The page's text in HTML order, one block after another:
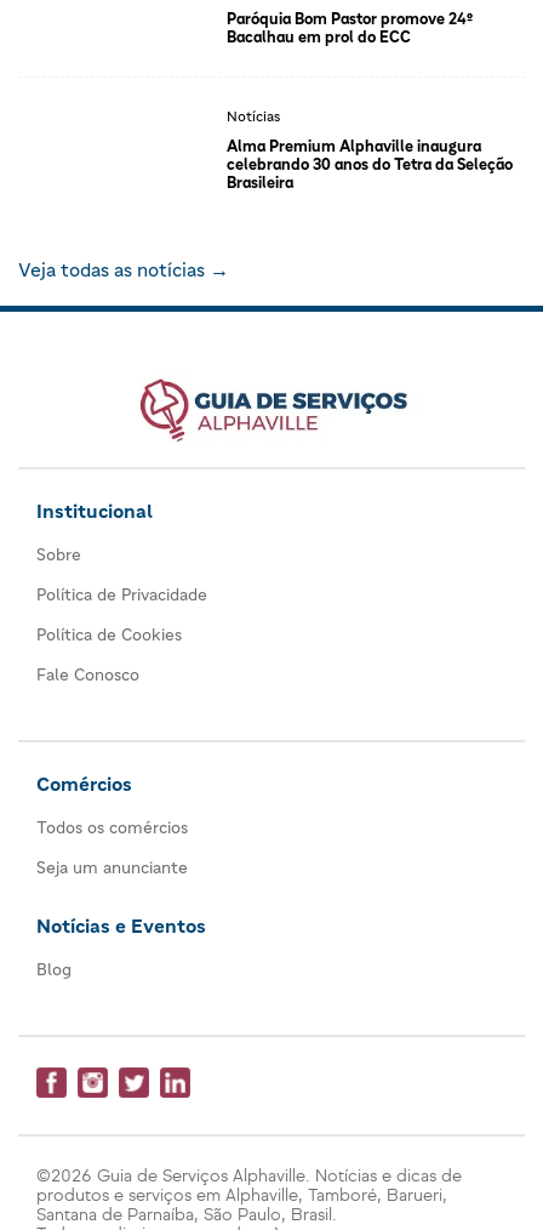
Paróquia Bom Pastor promove 24º
Bacalhau em prol do ECC
Notícias
Alma Premium Alphaville inaugura
celebrando 30 anos do Tetra da Seleção
Brasileira
Veja todas as notícias →
Institucional
Sobre
Política de Privacidade
Política de Cookies
Fale Conosco
Comércios
Todos os comércios
Seja um anunciante
Notícias e Eventos
Blog
©2026 Guia de Serviços Alphaville. Notícias e dicas de
produtos e serviços em Alphaville, Tamboré, Barueri,
Santana de Parnaíba, São Paulo, Brasil.